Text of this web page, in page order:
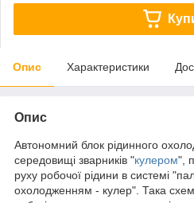
Опис Характеристики
Опис
Автономний блок рідинного
середовищі зварників "кулером",
руху робочої рідини в системі
охолодженням - кулер". Така